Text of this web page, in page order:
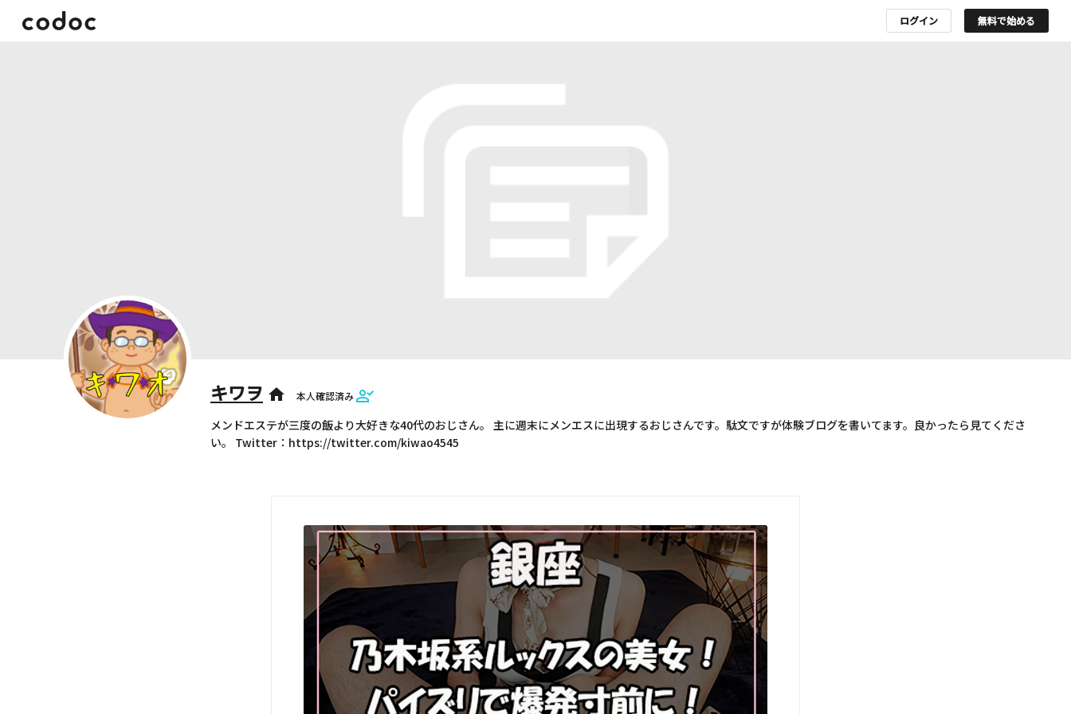
ログイン 無料で始める
キワヲ home 本人確認済み
メンドエステが三度の飯より大好きな40代のおじさん。 主に週末にメンエスに出現するおじさんです。駄文ですが体験ブログを書いてます。良かったら見てくださ
い。 Twitter：https://twitter.com/kiwao4545